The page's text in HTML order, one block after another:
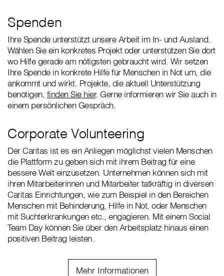
Spenden
Ihre Spende unterstützt unsere Arbeit im In- und Ausland.
Wählen Sie ein konkretes Projekt oder unterstützen Sie dort
wo Hilfe gerade am nötigsten gebraucht wird. Wir setzen
Ihre Spende in konkrete Hilfe für Menschen in Not um, die
ankommt und wirkt. Projekte, die aktuell Unterstützung
benötigen, finden Sie hier. Gerne informieren wir Sie auch in
einem persönlichen Gespräch.
Corporate Volunteering
Der Caritas ist es ein Anliegen möglichst vielen Menschen
die Plattform zu geben sich mit ihrem Beitrag für eine
bessere Welt einzusetzen. Unternehmen können sich mit
ihren Mitarbeiterinnen und Mitarbeiter tatkräftig in diversen
Caritas Einrichtungen, wie zum Beispiel in den Bereichen
Menschen mit Behinderung, Hilfe in Not, oder Menschen
mit Suchterkrankungen etc., engagieren. Mit einem Social
Team Day können Sie über den Arbeitsplatz hinaus einen
positiven Beitrag leisten.
Mehr Informationen